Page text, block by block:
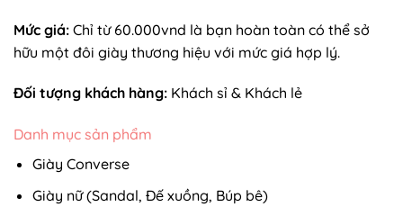
Mức giá: Chỉ từ 60.000vnd là bạn hoàn toàn có thể sở
hữu một đôi giày thương hiệu với mức giá hợp lý.
Đối tượng khách hàng: Khách sỉ & Khách lẻ
Danh mục sản phẩm
Giày Converse
Giày nữ (Sandal, Đế xuồng, Búp bê)